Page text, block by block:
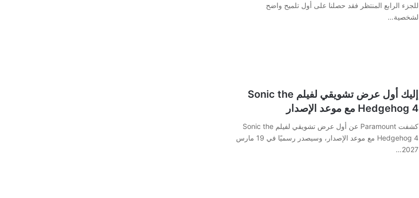
للجزء الرابع المنتظر فقد حصلنا على أول تلميح واضح
لشخصية…
إليك أول عرض تشويقي لفيلم Sonic the
Hedgehog 4 مع موعد الإصدار
كشفت Paramount عن أول عرض تشويقي لفيلم Sonic the
Hedgehog 4 مع موعد الإصدار، وسيصدر رسميًا في 19 مارس
2027…